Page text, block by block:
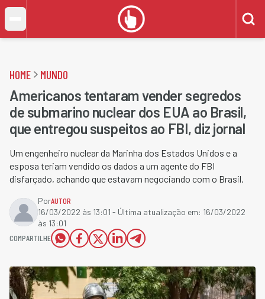
HOME MUNDO
Americanos tentaram vender segredos
de submarino nuclear dos EUA ao Brasil,
que entregou suspeitos ao FBI, diz jornal
Um engenheiro nuclear da Marinha dos Estados Unidos e a
esposa teriam vendido os dados a um agente do FBI
disfarçado, achando que estavam negociando com o Brasil.
PorAUTOR
16/03/2022 às 13:01 - Última atualização em: 16/03/2022
às 13:01
COMPARTILHE